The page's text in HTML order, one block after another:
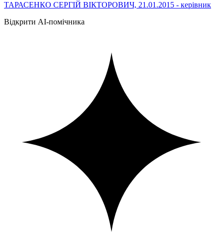
ТАРАСЕНКО СЕРГІЙ ВІКТОРОВИЧ, 21.01.2015 - керівник
Відкрити AI-помічника